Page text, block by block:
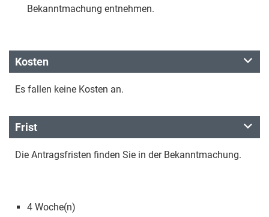
Bekanntmachung entnehmen.
Kosten
Es fallen keine Kosten an.
Frist
Die Antragsfristen finden Sie in der Bekanntmachung.
4 Woche(n)